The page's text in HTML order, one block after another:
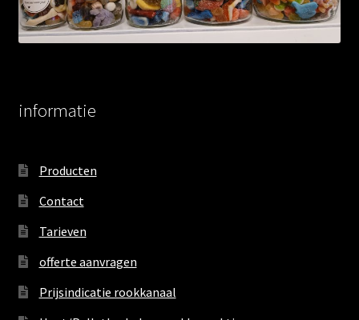
informatie
Producten
Contact
Tarieven
offerte aanvragen
Prijsindicatie rookkanaal